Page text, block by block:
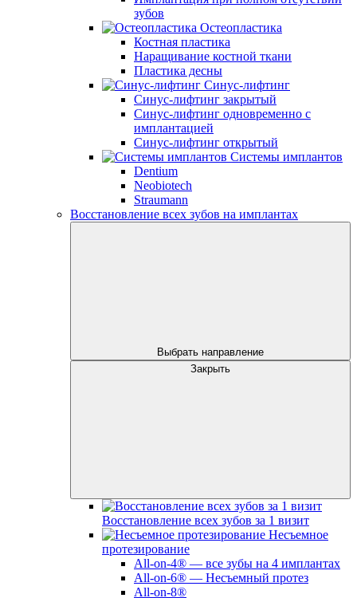
зубов
Остеопластика
Костная пластика
Наращивание костной ткани
Пластика десны
Синус-лифтинг
Синус-лифтинг закрытый
Синус-лифтинг одновременно с
имплантацией
Синус-лифтинг открытый
Системы имплантов
Dentium
Neobiotech
Straumann
Восстановление всех зубов на имплантах
Выбрать направление
Закрыть
Восстановление всех зубов за 1 визит
Несъемное
протезирование
All-on-4® — все зубы на 4 имплантах
All-on-6® — Несъемный протез
All-on-8®